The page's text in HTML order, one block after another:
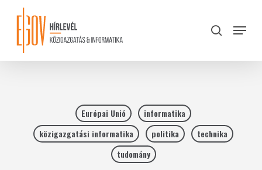
content
search
Menu
Európai Unió
informatika
közigazgatási informatika
politika
technika
tudomány
Close